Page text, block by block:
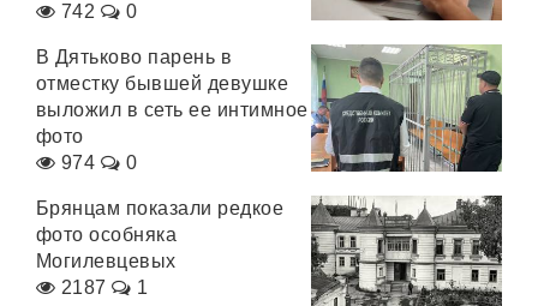
742
0
В Дятьково парень в
отместку бывшей девушке
выложил в сеть ее интимное
фото
974
0
Брянцам показали редкое
фото особняка
Могилевцевых
2187
1